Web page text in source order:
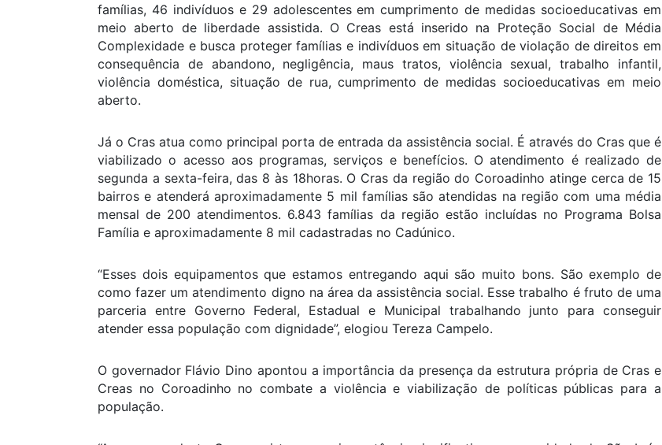
famílias, 46 indivíduos e 29 adolescentes em cumprimento de medidas socioeducativas em
meio aberto de liberdade assistida. O Creas está inserido na Proteção Social de Média
Complexidade e busca proteger famílias e indivíduos em situação de violação de direitos em
consequência de abandono, negligência, maus tratos, violência sexual, trabalho infantil,
violência doméstica, situação de rua, cumprimento de medidas socioeducativas em meio
aberto.
Já o Cras atua como principal porta de entrada da assistência social. É através do Cras que é
viabilizado o acesso aos programas, serviços e benefícios. O atendimento é realizado de
segunda a sexta-feira, das 8 às 18horas. O Cras da região do Coroadinho atinge cerca de 15
bairros e atenderá aproximadamente 5 mil famílias são atendidas na região com uma média
mensal de 200 atendimentos. 6.843 famílias da região estão incluídas no Programa Bolsa
Família e aproximadamente 8 mil cadastradas no Cadúnico.
“Esses dois equipamentos que estamos entregando aqui são muito bons. São exemplo de
como fazer um atendimento digno na área da assistência social. Esse trabalho é fruto de uma
parceria entre Governo Federal, Estadual e Municipal trabalhando junto para conseguir
atender essa população com dignidade”, elogiou Tereza Campelo.
O governador Flávio Dino apontou a importância da presença da estrutura própria de Cras e
Creas no Coroadinho no combate a violência e viabilização de políticas públicas para a
população.